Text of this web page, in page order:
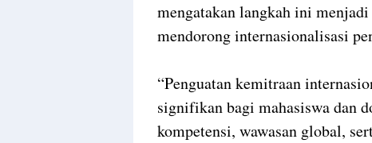
mengatakan langkah ini
mendorong internasionalisasi
“Penguatan kemitraan
signifikan bagi mahasiswa dan
kompetensi, wawasan global,